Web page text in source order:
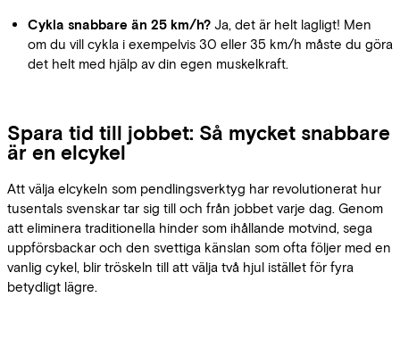
Cykla snabbare än 25 km/h?Ja, det är helt lagligt! Men
om du vill cykla i exempelvis 30 eller 35 km/h måste du göra
det helt med hjälp av din egen muskelkraft.
Spara tid till jobbet: Så mycket snabbare
är en elcykel
Att välja elcykeln som pendlingsverktyg har revolutionerat hur
tusentals svenskar tar sig till och från jobbet varje dag. Genom
att eliminera traditionella hinder som ihållande motvind, sega
uppförsbackar och den svettiga känslan som ofta följer med en
vanlig cykel, blir tröskeln till att välja två hjul istället för fyra
betydligt lägre.